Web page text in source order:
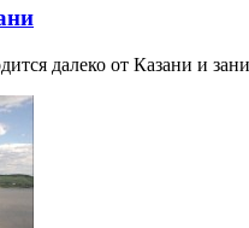
далеко от Казани и